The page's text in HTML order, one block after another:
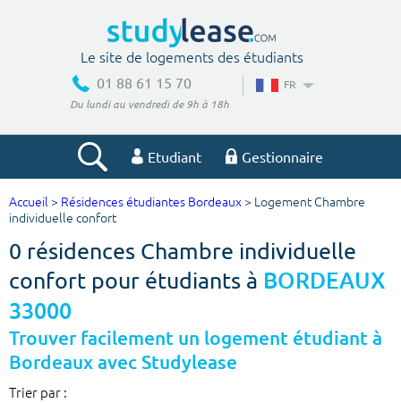
Le site de logements des étudiants
01 88 61 15 70
Du lundi au vendredi de 9h à 18h
FR
Etudiant Gestionnaire
Votre recherche
Ville, école
Budget min
€
Budget max
Accueil > Résidences étudiantes Bordeaux > Logement Chambre
individuelle confort
0 résidences Chambre individuelle
confort pour étudiants à BORDEAUX
33000
Trouver facilement un logement étudiant à
Bordeaux avec Studylease
Trier par :